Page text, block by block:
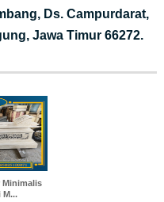
Ds. Campurdarat,
Jawa Timur 66272.
Minimalis
M...